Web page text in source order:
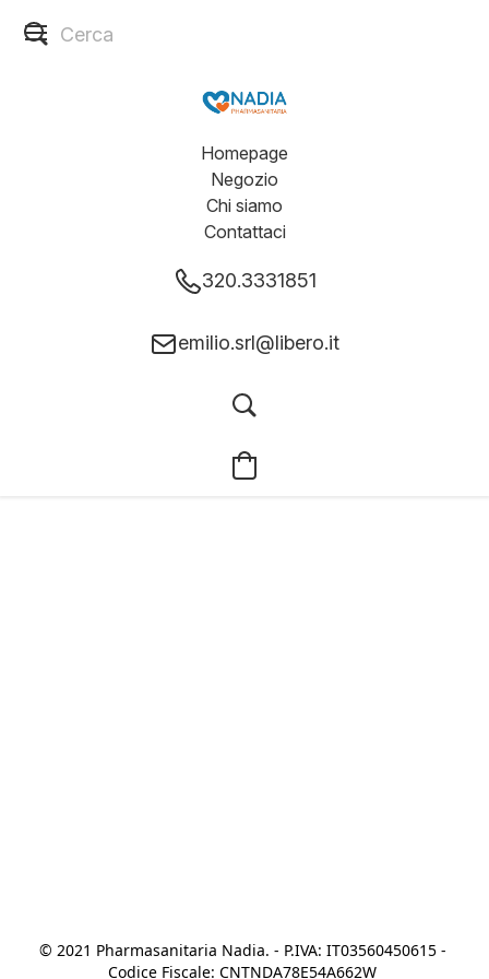
Homepage
Negozio
Chi siamo
Contattaci
320.3331851
emilio.srl@libero.it
© 2021 Pharmasanitaria Nadia. - P.IVA: IT03560450615 -
Codice Fiscale: CNTNDA78E54A662W